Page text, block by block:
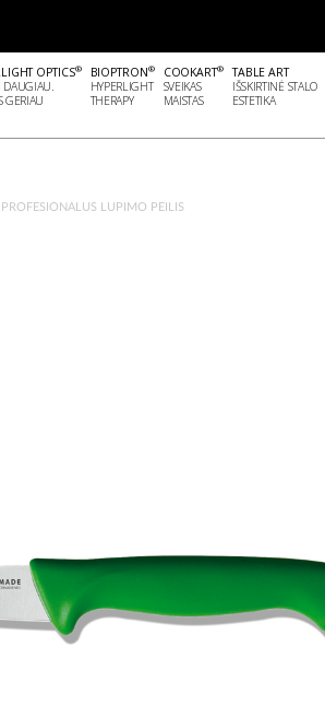
OPTICS®
DAUGIAU.
GERIAU
BIOPTRON®
HYPERLIGHT
THERAPY
COOKART®
SVEIKAS
MAISTAS
TABLE ART
IŠSKIRTINĖ STALO
ESTETIKA
PROFESIONALUS LUPIMO PEILIS